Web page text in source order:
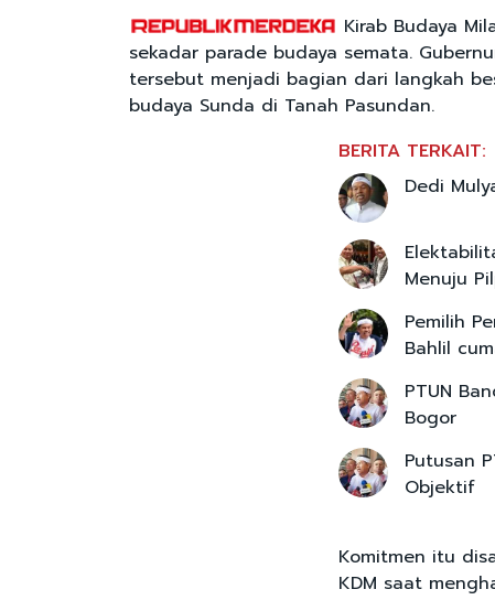
Kirab Budaya
sekadar parade budaya semata.
tersebut menjadi bagian dari langkah
budaya Sunda di Tanah Pasundan.
BERITA TERKAIT:
Dedi
Menuju
Pemilih
Bahlil
PTUN
Bogor
Putusan
Objektif
Komitmen itu
KDM saat